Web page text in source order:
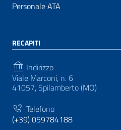
Personale ATA
RECAPITI
Indirizzo
Viale Marconi, n. 6
41057, Spilamberto (MO)
Telefono
(+39) 059784188